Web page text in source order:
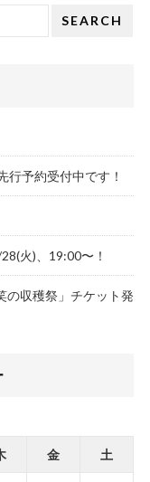
SEARCH
行予約受付中です！
火)、19:00〜！
の収穫祭」チケット発
金 土